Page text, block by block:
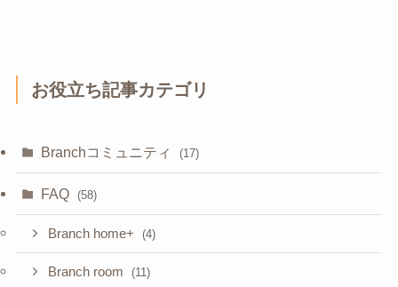
お役立ち記事カテゴリ
Branchコミュニティ (17)
FAQ (58)
Branch home+ (4)
Branch room (11)